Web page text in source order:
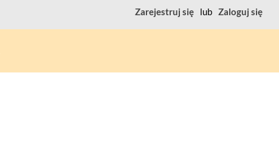
Zarejestruj się lub Zaloguj się